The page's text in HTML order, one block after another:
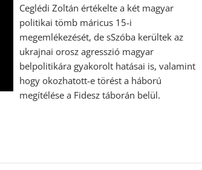
Ceglédi Zoltán értékelte a két magyar
politikai tömb máricus 15-i
megemlékezését, de sSzóba kerültek az
ukrajnai orosz agresszió magyar
belpolitikára gyakorolt hatásai is, valamint
hogy okozhatott-e törést a háború
megítélése a Fidesz táborán belül.